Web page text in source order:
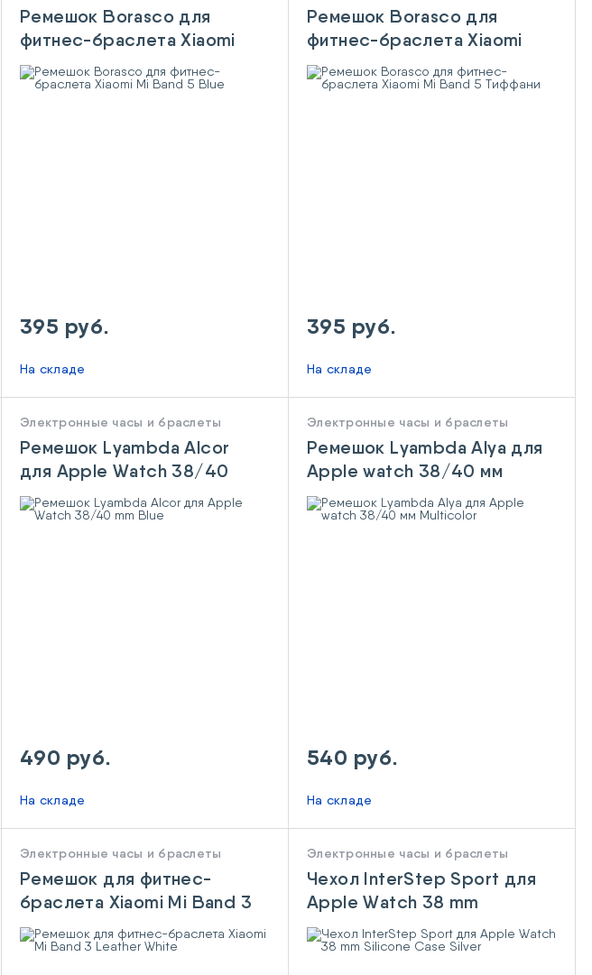
Ремешок Borasco для
фитнес-браслета Xiaomi
Mi Band 5 Blue
395 руб.
На складе
Ремешок Borasco для
фитнес-браслета Xiaomi
Mi Band 5 Тиффани
395 руб.
На складе
Электронные часы и браслеты
Ремешок Lyambda Alcor
для Apple Watch 38/40
mm Blue
490 руб.
На складе
Электронные часы и браслеты
Ремешок Lyambda Alya для
Apple watch 38/40 мм
Multicolor
540 руб.
На складе
Электронные часы и браслеты
Ремешок для фитнес-
браслета Xiaomi Mi Band 3
Leather White
Электронные часы и браслеты
Чехол InterStep Sport для
Apple Watch 38 mm
Silicone Case Silver